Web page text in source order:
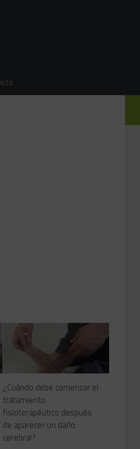
¿Cuándo debe comenzar el
tratamiento
fisioterapéutico después
de aparecer un daño
cerebral?